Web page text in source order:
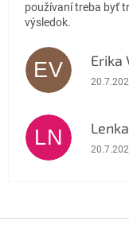
používaní treba byť
výsledok.
EV Erika
LN